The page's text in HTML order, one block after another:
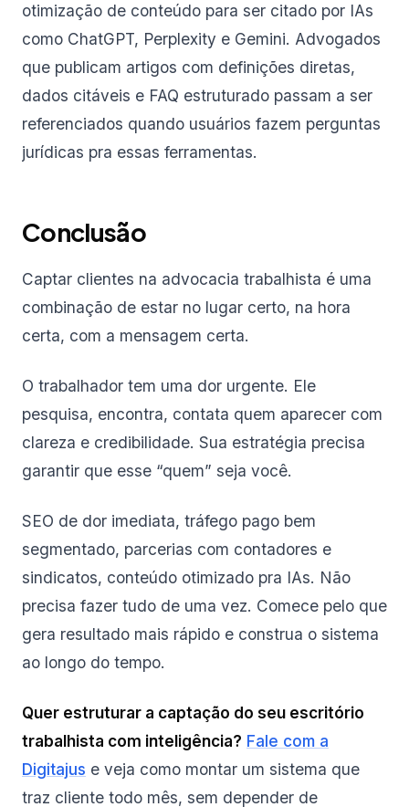
otimização de conteúdo para ser citado por IAs
como ChatGPT, Perplexity e Gemini. Advogados
que publicam artigos com definições diretas,
dados citáveis e FAQ estruturado passam a ser
referenciados quando usuários fazem perguntas
jurídicas pra essas ferramentas.
Conclusão
Captar clientes na advocacia trabalhista é uma
combinação de estar no lugar certo, na hora
certa, com a mensagem certa.
O trabalhador tem uma dor urgente. Ele
pesquisa, encontra, contata quem aparecer com
clareza e credibilidade. Sua estratégia precisa
garantir que esse “quem” seja você.
SEO de dor imediata, tráfego pago bem
segmentado, parcerias com contadores e
sindicatos, conteúdo otimizado pra IAs. Não
precisa fazer tudo de uma vez. Comece pelo que
gera resultado mais rápido e construa o sistema
ao longo do tempo.
Quer estruturar a captação do seu escritório
trabalhista com inteligência? Fale com a
Digitajus e veja como montar um sistema que
traz cliente todo mês, sem depender de